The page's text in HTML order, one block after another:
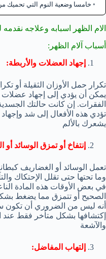
خامسا وضعية النوم التي تحميك
الام الظهر اسبابه وعلاجه نقدمه
أسباب آلام الظهر:
إجهاد العضلات والأربطة:
تكرار حمل الأوزان الثقيلة أو
يمكن أن يؤدي إلى إجهاد عضلات
الفقرات. إن كانت حالتك
تؤدي هذه الأفعال إلى شد
يشعرك بالألم
إنتفاخ أو تمزق الوسائد
تعمل الوسائد أو الغضاريف
وما تحتها حتى تقلل الإحتكاك
في بعض الأوقات هذه المادة
الصحيح أو تتمزق مما يضغط
أنه ليس من الضروري أن تكون
إكتشافها بشكل متأخر فقط عند
والآشعة
إلتهاب المفاضل: